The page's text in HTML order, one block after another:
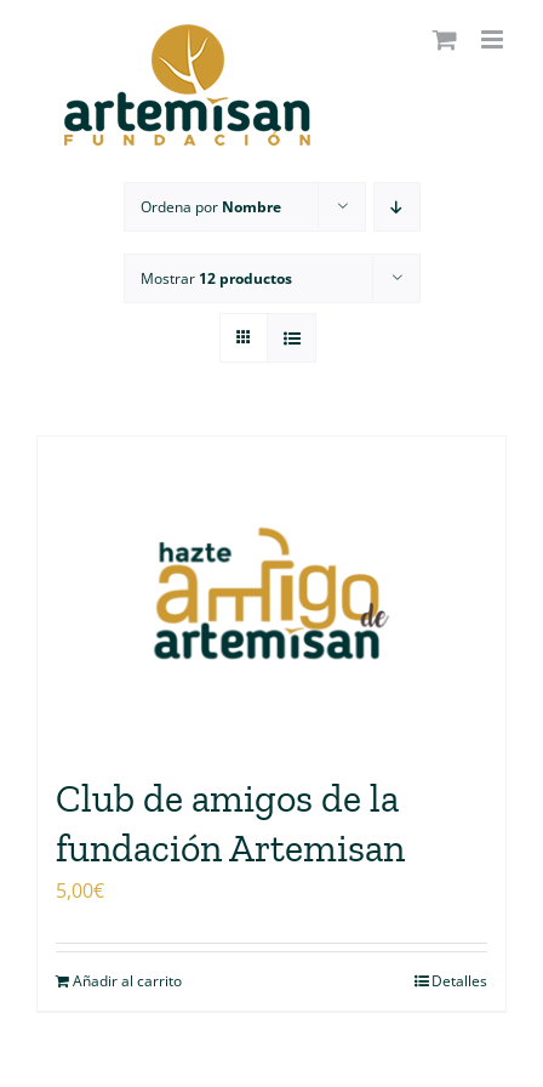
Ordena por Nombre
Mostrar 12 productos
Club de amigos de la
fundación Artemisan
5,00€
Añadir al carrito Detalles